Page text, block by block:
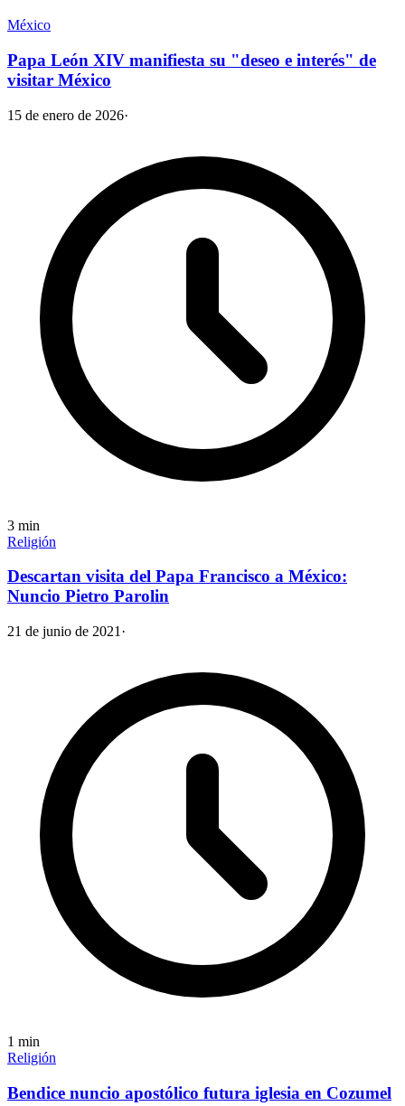
México
Papa León XIV manifiesta su "deseo e interés" de
visitar México
15 de enero de 2026·
3 min
Religión
Descartan visita del Papa Francisco a México:
Nuncio Pietro Parolin
21 de junio de 2021 ·
1 min
Religión
Bendice nuncio apostólico futura iglesia en Cozumel